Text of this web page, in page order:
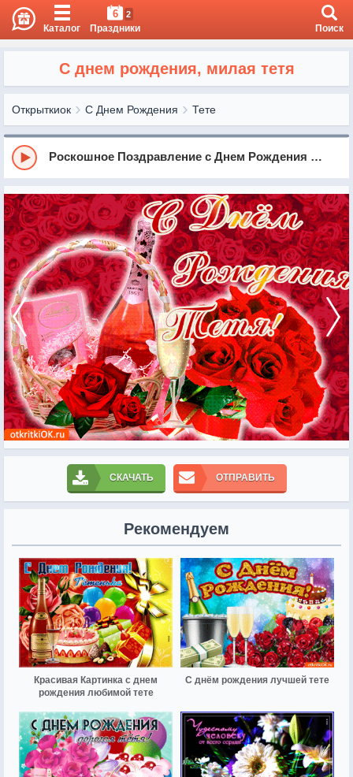
Каталог
6 2
Праздники Поиск
С днем рождения, милая тетя
Открыткиок С Днем Рождения Тете
Роскошное Поздравление с Днем Рождения женщине
СКАЧАТЬ ОТПРАВИТЬ
Рекомендуем
Красивая Картинка с днем
рождения любимой тете
С днём рождения лучшей тете